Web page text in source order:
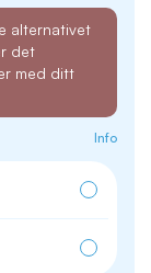
alternativet
det
med ditt
Info